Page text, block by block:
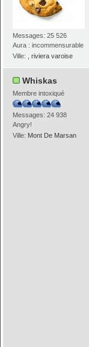
Messages: 25 526
Aura : incommensurable
Ville:
, riviera varoise
Whiskas
Membre intoxiqué
Messages: 24 938
Angry!
Ville: Mont De Marsan